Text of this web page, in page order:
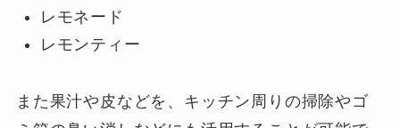
レモネード
レモンティー
また果汁や皮などを、キッチン周りの掃除やゴ